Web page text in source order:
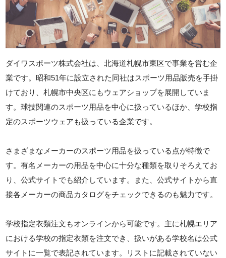
ダイワスポーツ株式会社は、北海道札幌市東区で事業を営む企
業です。昭和51年に設立された同社はスポーツ用品販売を手掛
けており、札幌市中央区にもウェアショップを展開していま
す。球技関連のスポーツ用品を中心に扱っているほか、学校指
定のスポーツウェアも扱っている企業です。
さまざまなメーカーのスポーツ用品を扱っている点が特徴で
す。有名メーカーの用品を中心に十分な種類を取りそろえてお
り、公式サイトでも紹介しています。また、公式サイトから直
接各メーカーの商品カタログをチェックできるのも魅力です。
学校指定衣類注文もオンラインから可能です。主に札幌エリア
における学校の指定衣類を注文でき、扱いがある学校名は公式
サイトに一覧で表記されています。リストに記載されていない